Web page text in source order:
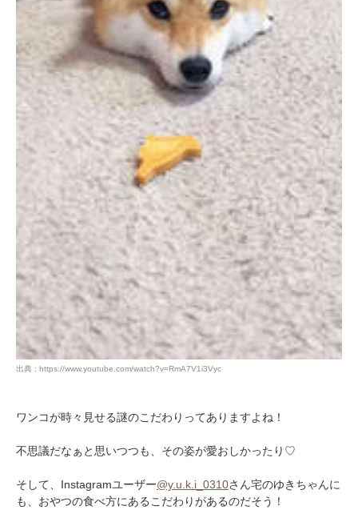
出典 : https://www.youtube.com/watch?v=RmA7V1i3Vyc
ワンコが時々見せる謎のこだわりってありますよね！
不思議だなぁと思いつつも、その姿が愛おしかったり♡
そして、Instagramユーザー@y.u.k.i_0310さん宅のゆきちゃんに
も、おやつの食べ方にあるこだわりがあるのだそう！